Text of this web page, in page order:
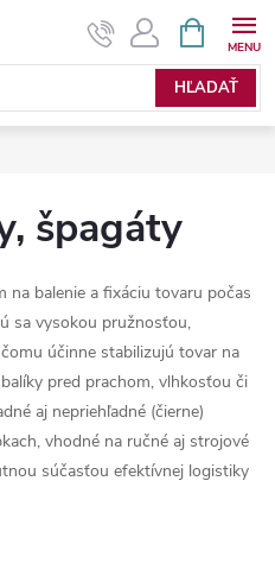
HĽADAŤ
KOŠÍK
špagáty
na balenie a fixáciu tovaru počas
sa vysokou pružnosťou,
účinne stabilizujú tovar na
pred prachom, vlhkosťou či
aj nepriehľadné (čierne)
vhodné na ručné aj strojové
súčasťou efektívnej logistiky